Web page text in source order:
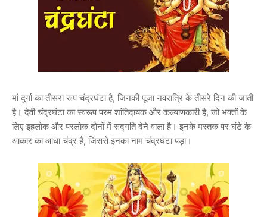
मां दुर्गा का तीसरा रूप चंद्रघंटा है, जिनकी पूजा नवरात्रि के तीसरे दिन की जाती
है। देवी चंद्रघंटा का स्वरूप परम शांतिदायक और कल्याणकारी है, जो भक्तों के
लिए इहलोक और परलोक दोनों में सद्गति देने वाला है। इनके मस्तक पर घंटे के
आकार का आधा चंद्र है, जिससे इनका नाम चंद्रघंटा पड़ा।